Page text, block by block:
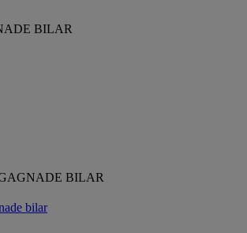
BILAR
BILAR
bilar